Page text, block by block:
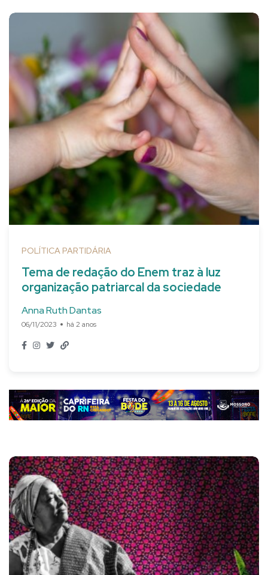
POLÍTICA PARTIDÁRIA
Tema de redação do Enem traz à luz
organização patriarcal da sociedade
Anna Ruth Dantas
06/11/2023 há 2 anos